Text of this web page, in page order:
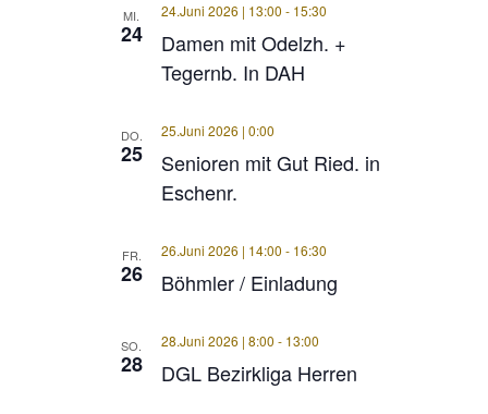
MI.
24
Damen mit Odelzh. +
Tegernb. In DAH
24.Juni 2026 | 13:00 - 15:30
DO.
25
Senioren mit Gut Ried. in
Eschenr.
25.Juni 2026 | 0:00
FR.
26 Böhmler / Einladung
26.Juni 2026 | 14:00 - 16:30
SO.
28 DGL Bezirkliga Herren
28.Juni 2026 | 8:00 - 13:00